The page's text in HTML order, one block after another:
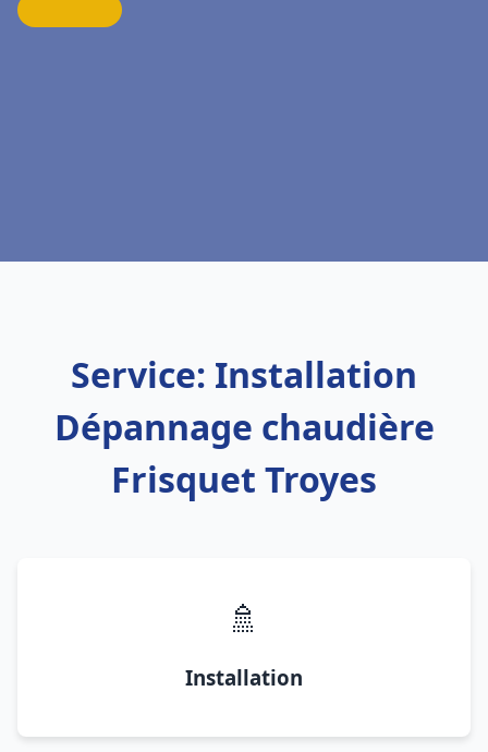
Service: Installation
Dépannage chaudière
Frisquet Troyes
🚿
Installation